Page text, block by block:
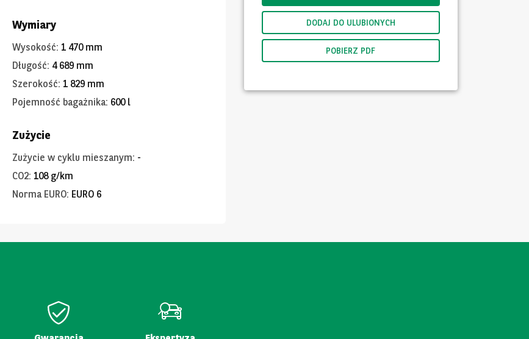
DODAJ DO ULUBIONYCH
POBIERZ PDF
Wymiary
Wysokość: 1 470 mm
Długość: 4 689 mm
Szerokość: 1 829 mm
Pojemność bagażnika: 600 l
Zużycie
Zużycie w cyklu mieszanym: -
CO2: 108 g/km
Norma EURO: EURO 6